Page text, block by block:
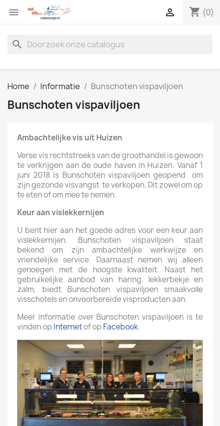
 shopping_cart (0)

search
Home Informatie Bunschoten vispaviljoen
Bunschoten vispaviljoen
Ambachtelijke vis uit Huizen
Verse vis rechtstreeks van de groothandel is gewoon
te verkrijgen aan de oude haven in Huizen. Vanaf 1
juni 2018 is Bunschoten vispaviljoen geopend om
zijn gezonde visvangst te verkopen. Dit zowel om op
te eten of om mee te nemen.
Keur aanvislekkernijen
U bent hier aan het goede adres voor een keur aan
vislekkernijen. Bunschoten vispaviljoen staat
bekend om zijn ambachtelijke werkwijze en
vriendelijke service. Daarnaast nemen wij alleen
genoegen met de hoogste kwaliteit. Naast het
gebruikelijke aanbod van haring, lekkerbekje en
zalm, biedt Bunschoten vispaviljoen smaakvolle
visschotels en onvoorbereide visproducten aan.
Meer informatie over Bunschoten vispaviljoen is te
vinden op Internetof op Facebook.